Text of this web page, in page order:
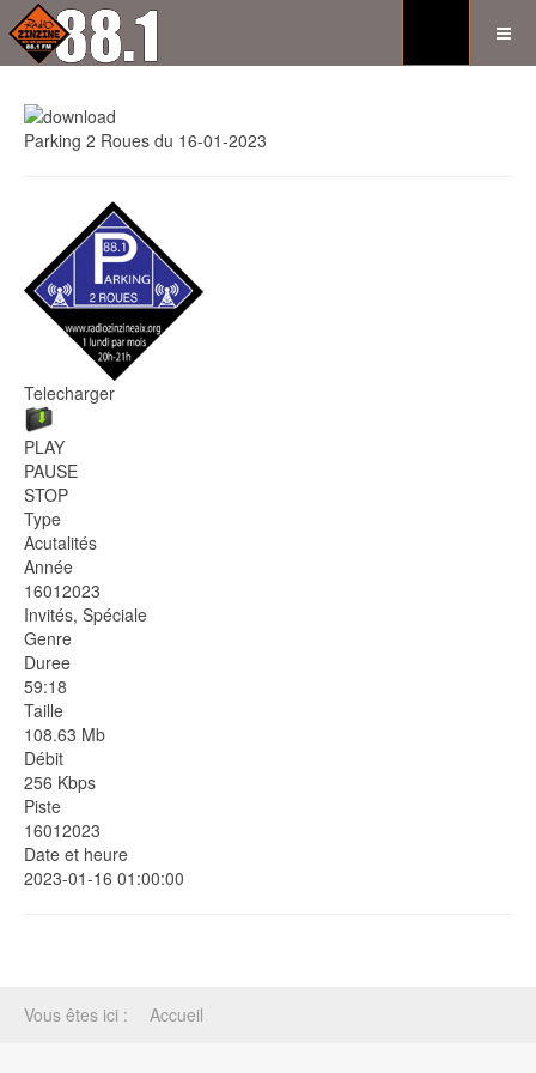
Parking 2 Roues du 16-01-2023
Telecharger
PLAY
PAUSE
STOP
Type
Acutalités
Année
16012023
Invités, Spéciale
Genre
Duree
59:18
Taille
108.63 Mb
Débit
256 Kbps
Piste
16012023
Date et heure
2023-01-16 01:00:00
Vous êtes ici : Accueil